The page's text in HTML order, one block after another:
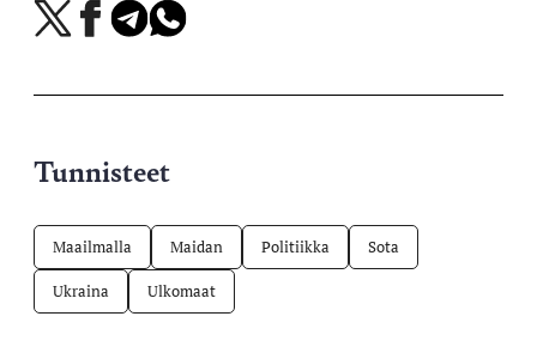
Jaa
X-
Jaa
Facebookissa
Jaa
Telegramissa
Jaa
WhatsAppissa
Tunnisteet
Maailmalla Maidan Politiikka Sota
Ukraina Ulkomaat